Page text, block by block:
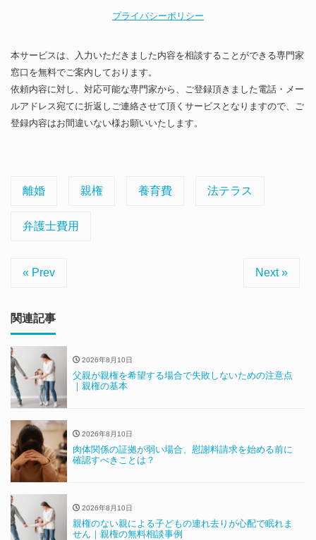
プライバシーポリシー
本サービスは、入力いただきました内容を相談することができる専門家
窓口を無料でご案内しております。
依頼内容に対し、対応可能な専門家から、ご登録頂きました電話・メー
ルアドレス宛てに折返しご連絡させて頂くサービスとなりますので、ご
登録内容はお間違いない様お願いいたします。
離婚 親権 養育費 法テラス
弁護士費用
« Prev Next »
関連記事
2026年8月10日
父親が親権を希望する場合で失敗しないための注意点
｜親権の基本
2026年8月10日
肉体関係の証拠が弱い場合、慰謝料請求を始める前に
確認すべきことは？
2026年8月10日
親権のない親による子どもの連れ去りが心配で眠れま
せん｜親権の無料相談事例